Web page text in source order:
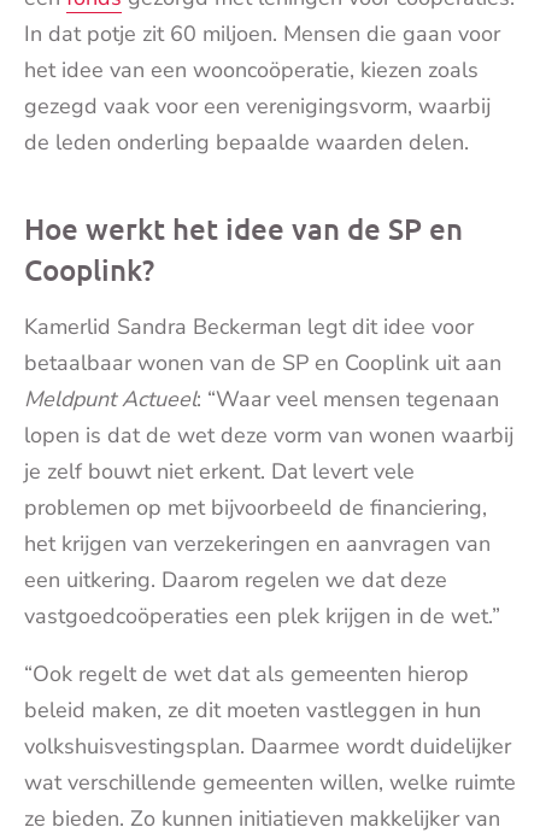
In dat potje zit 60 miljoen. Mensen die gaan voor
het idee van een wooncoöperatie, kiezen zoals
gezegd vaak voor een verenigingsvorm, waarbij
de leden onderling bepaalde waarden delen.
Hoe werkt het idee van de SP en
Cooplink?
Kamerlid Sandra Beckerman legt dit idee voor
betaalbaar wonen van de SP en Cooplink uit aan
Meldpunt Actueel: “Waar veel mensen tegenaan
lopen is dat de wet deze vorm van wonen waarbij
je zelf bouwt niet erkent. Dat levert vele
problemen op met bijvoorbeeld de financiering,
het krijgen van verzekeringen en aanvragen van
een uitkering. Daarom regelen we dat deze
vastgoedcoöperaties een plek krijgen in de wet.”
“Ook regelt de wet dat als gemeenten hierop
beleid maken, ze dit moeten vastleggen in hun
volkshuisvestingsplan. Daarmee wordt duidelijker
wat verschillende gemeenten willen, welke ruimte
ze bieden. Zo kunnen initiatieven makkelijker van